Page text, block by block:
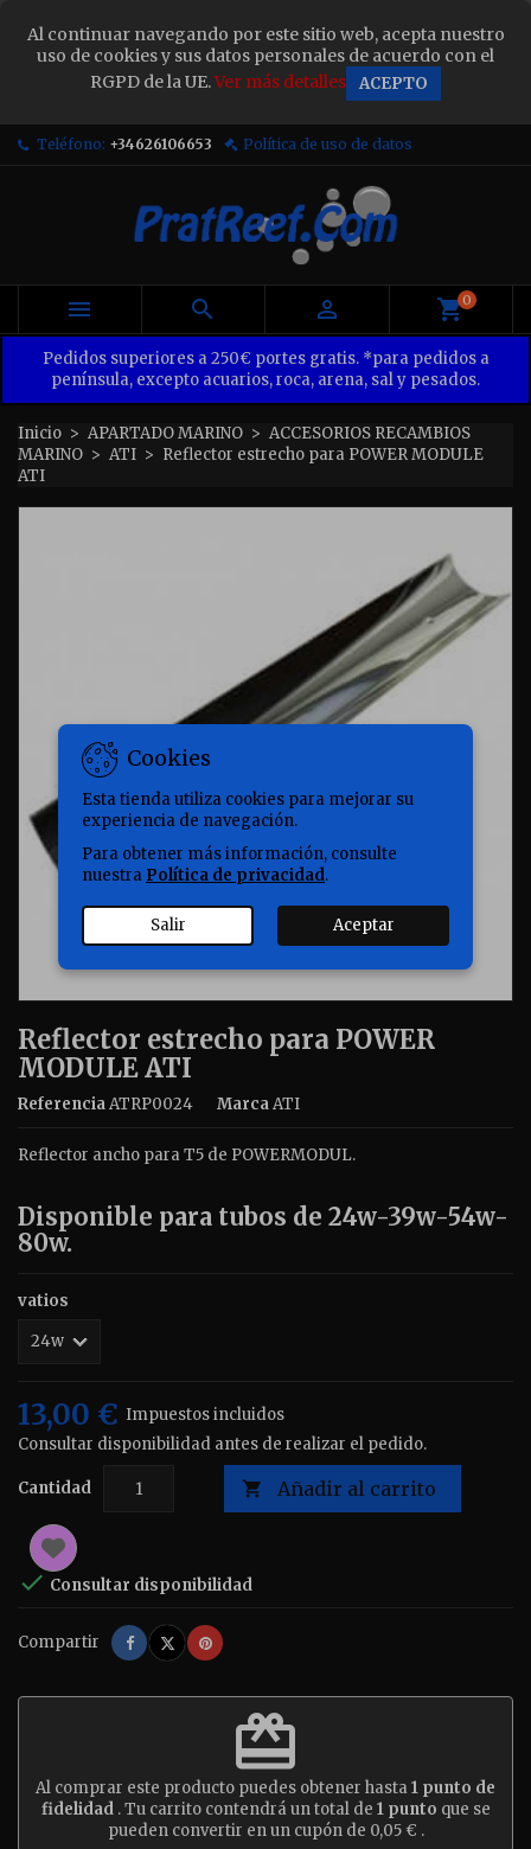
Al continuar navegando por este sitio web, acepta nuestro
uso de cookies y sus datos personales de acuerdo con el
RGPD de la UE.Ver más detalles ACEPTO
Teléfono: +34626106653 Política de uso de datos
   0
Pedidos superiores a 250€ portes gratis. *para pedidos a
península, excepto acuarios, roca, arena, sal y pesados.
Inicio APARTADO MARINO
ACCESORIOS RECAMBIOS
MARINO
ATI
Reflector estrecho para POWER MODULE
ATI
Reflector estrecho para POWER
MODULE ATI
ReferenciaATRP0024 MarcaATI
Reflector ancho para T5 de POWERMODUL.
Disponible para tubos de 24w-39w-54w-
80w.
vatios
13,00 € Impuestos incluidos
Consultar disponibilidad antes de realizar el pedido.
Cantidad  Añadir al carrito
 Consultar disponibilidad
Compartir Compartir
TuitearPinterest
redeem
Al comprar este producto puedes obtener hasta1 punto de
fidelidad. Tu carrito contendrá un total de 1punto que se
pueden convertir en un cupón de 0,05 € .
Cookies
Esta tienda utiliza cookies para mejorar su
experiencia de navegación.
Para obtener más información, consulte
nuestra Política de privacidad.
Salir Aceptar
Sign in ×
You need to be logged in to save products in your
wish list.